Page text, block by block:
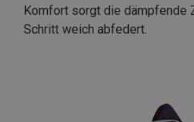
Komfort sorgt die dämpfende
Schritt weich abfedert.